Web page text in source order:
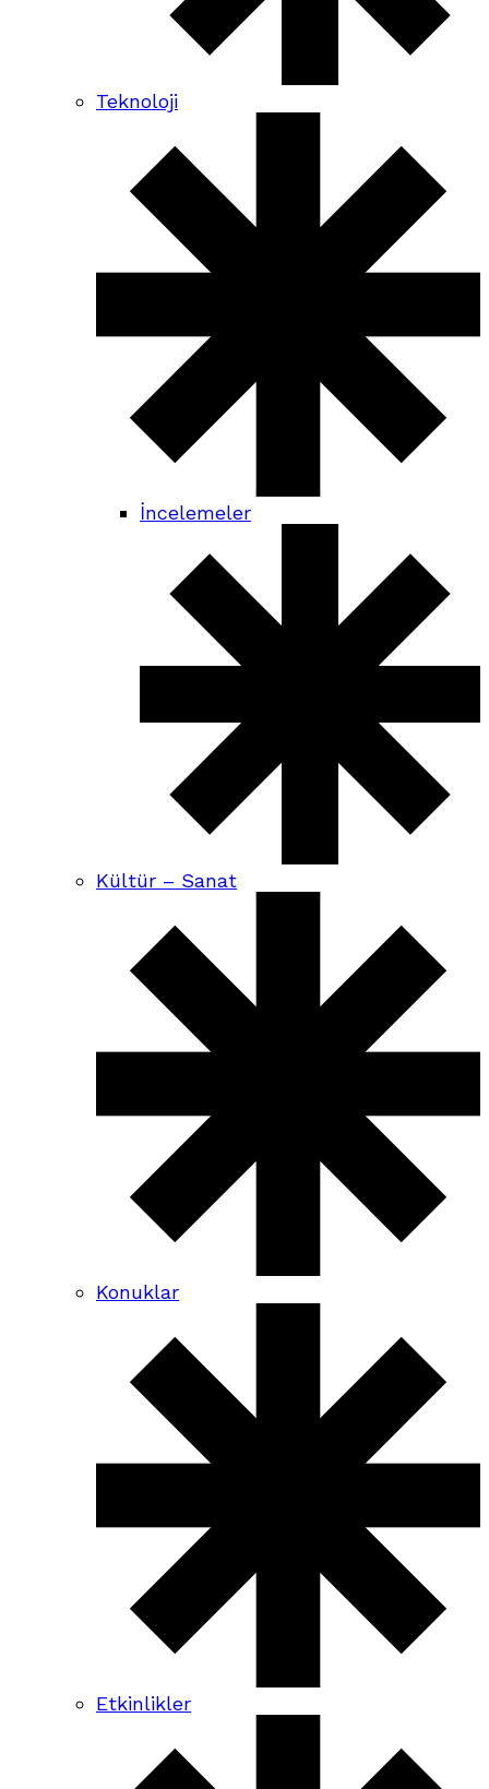
Teknoloji
İncelemeler
Kültür – Sanat
Konuklar
Etkinlikler